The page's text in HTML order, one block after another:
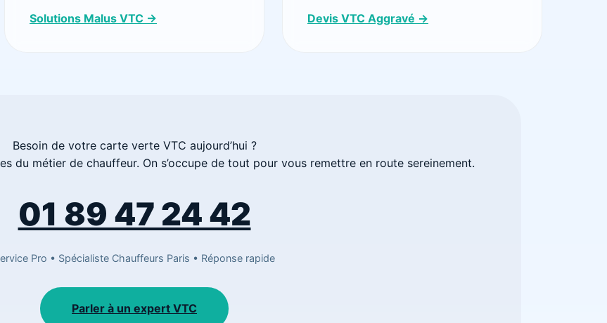
Solutions Malus VTC → Devis VTC Aggravé →
Besoin de votre carte verte VTC aujourd’hui ?
du métier de chauffeur. On s’occupe de tout pour vous remettre en route sereinement.
01 89 47 24 42
Pro • Spécialiste Chauffeurs Paris • Réponse rapide
Parler à un expert VTC